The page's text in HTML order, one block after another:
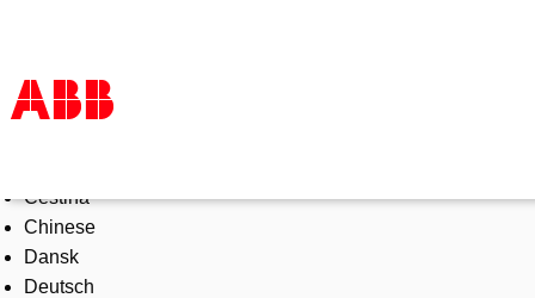
Products & Solutions
Industries
Services
About us
Čeština
Chinese
Dansk
Deutsch